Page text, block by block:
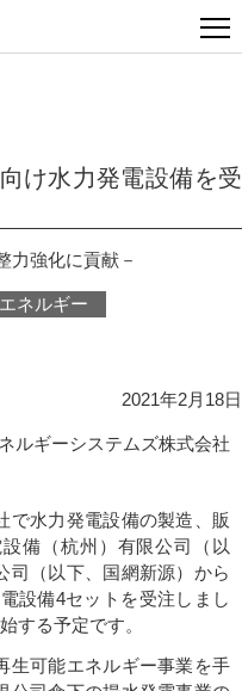
け水力発電設備を受
力強化に貢献－
ネルギー
2021年2月18日
ルギーシステムズ株式会社
水力発電設備の製造、販
備（杭州）有限公司（以
司（以下、国網新源）から
設備4セットを受注しまし
する予定です。
可能エネルギー事業を手